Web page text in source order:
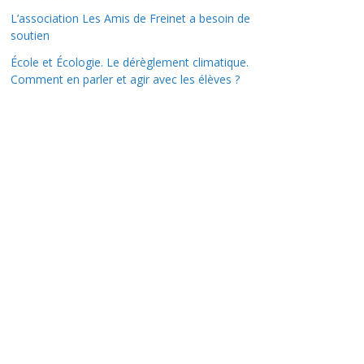
L’association Les Amis de Freinet a besoin de
soutien
École et Écologie. Le dérèglement climatique.
Comment en parler et agir avec les élèves ?